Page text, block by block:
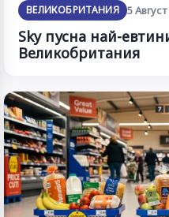
ВЕЛИКОБРИТАНИЯ 5
Sky пусна най-
Великобритания